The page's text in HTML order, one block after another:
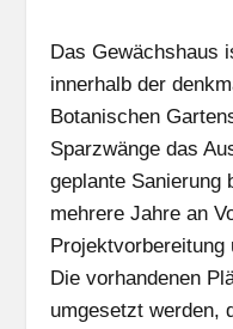
Das Gewächshaus
innerhalb der
Botanischen
Sparzwänge das
geplante Sanierung
mehrere Jahre an
Projektvorbereitung
Die vorhandenen
umgesetzt werden,